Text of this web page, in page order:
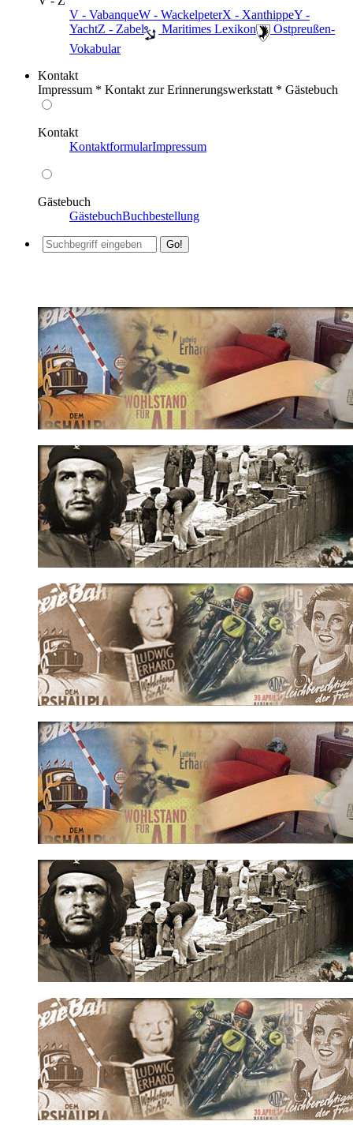
V - VabanqueW - WackelpeterX - XanthippeY -
YachtZ - Zabel ️ Maritimes Lexikon
️ Ostpreußen-
Vokabular
Kontakt
Impressum * Kontakt zur Erinnerungswerkstatt * Gästebuch
Kontakt
KontaktformularImpressum
Gästebuch
GästebuchBuchbestellung